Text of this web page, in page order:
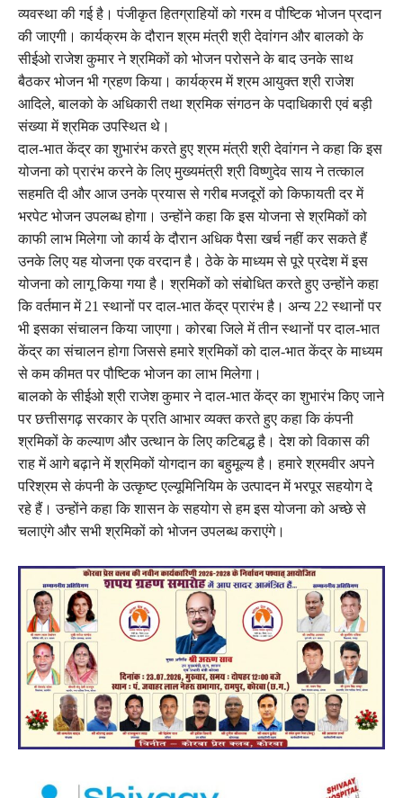
व्यवस्था की गई है। पंजीकृत हितग्राहियों को गरम व पौष्टिक भोजन प्रदान
की जाएगी। कार्यक्रम के दौरान श्रम मंत्री श्री देवांगन और बालको के
सीईओ राजेश कुमार ने श्रमिकों को भोजन परोसने के बाद उनके साथ
बैठकर भोजन भी ग्रहण किया। कार्यक्रम में श्रम आयुक्त श्री राजेश
आदिले, बालको के अधिकारी तथा श्रमिक संगठन के पदाधिकारी एवं बड़ी
संख्या में श्रमिक उपस्थित थे।
दाल-भात केंद्र का शुभारंभ करते हुए श्रम मंत्री श्री देवांगन ने कहा कि इस
योजना को प्रारंभ करने के लिए मुख्यमंत्री श्री विष्णुदेव साय ने तत्काल
सहमति दी और आज उनके प्रयास से गरीब मजदूरों को किफायती दर में
भरपेट भोजन उपलब्ध होगा। उन्होंने कहा कि इस योजना से श्रमिकों को
काफी लाभ मिलेगा जो कार्य के दौरान अधिक पैसा खर्च नहीं कर सकते हैं
उनके लिए यह योजना एक वरदान है। ठेके के माध्यम से पूरे प्रदेश में इस
योजना को लागू किया गया है। श्रमिकों को संबोधित करते हुए उन्होंने कहा
कि वर्तमान में 21 स्थानों पर दाल-भात केंद्र प्रारंभ है। अन्य 22 स्थानों पर
भी इसका संचालन किया जाएगा। कोरबा जिले में तीन स्थानों पर दाल-भात
केंद्र का संचालन होगा जिससे हमारे श्रमिकों को दाल-भात केंद्र के माध्यम
से कम कीमत पर पौष्टिक भोजन का लाभ मिलेगा।
बालको के सीईओ श्री राजेश कुमार ने दाल-भात केंद्र का शुभारंभ किए जाने
पर छत्तीसगढ़ सरकार के प्रति आभार व्यक्त करते हुए कहा कि कंपनी
श्रमिकों के कल्याण और उत्थान के लिए कटिबद्ध है। देश को विकास की
राह में आगे बढ़ाने में श्रमिकों योगदान का बहुमूल्य है। हमारे श्रमवीर अपने
परिश्रम से कंपनी के उत्कृष्ट एल्यूमिनियिम के उत्पादन में भरपूर सहयोग दे
रहे हैं। उन्होंने कहा कि शासन के सहयोग से हम इस योजना को अच्छे से
चलाएंगे और सभी श्रमिकों को भोजन उपलब्ध कराएंगे।